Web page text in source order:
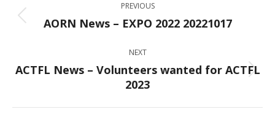
navigation
PREVIOUS
Previous
AORN News – EXPO 2022 20221017
NEXT
Next
post:
ACTFL News – Volunteers wanted for ACTFL
2023